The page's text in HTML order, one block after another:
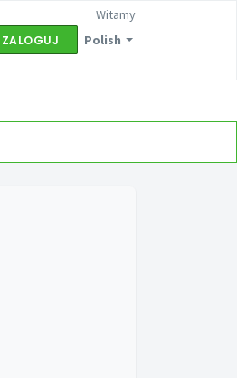
Polish
Witamy
ZALOGUJ